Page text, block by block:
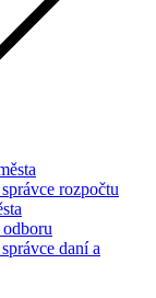
rozpočtu
daní a